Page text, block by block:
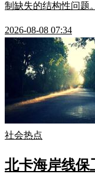
制缺失的结构性问题。
2026-08-08 07:34
社会热点
北卡海岸线保